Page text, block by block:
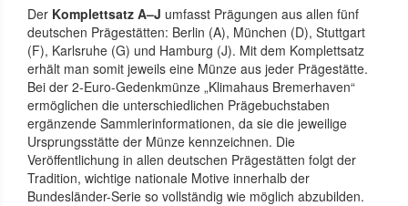
Der Komplettsatz A–J umfasst Prägungen aus allen fünf
deutschen Prägestätten: Berlin (A), München (D), Stuttgart
(F), Karlsruhe (G) und Hamburg (J). Mit dem Komplettsatz
erhält man somit jeweils eine Münze aus jeder Prägestätte.
Bei der 2-Euro-Gedenkmünze „Klimahaus Bremerhaven“
ermöglichen die unterschiedlichen Prägebuchstaben
ergänzende Sammlerinformationen, da sie die jeweilige
Ursprungsstätte der Münze kennzeichnen. Die
Veröffentlichung in allen deutschen Prägestätten folgt der
Tradition, wichtige nationale Motive innerhalb der
Bundesländer-Serie so vollständig wie möglich abzubilden.